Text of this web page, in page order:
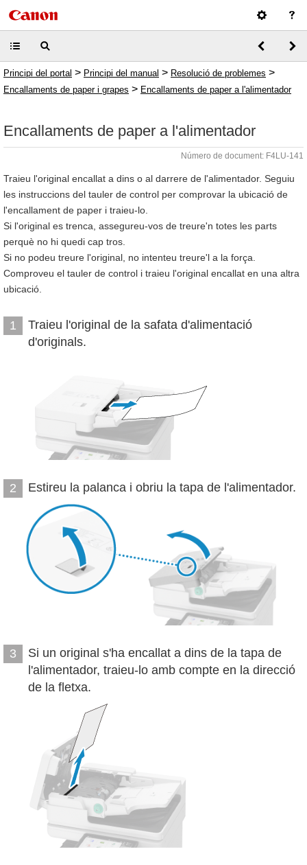
Principi del portal > Principi del manual > Resolució de problemes >
Encallaments de paper i grapes > Encallaments de paper a l'alimentador
Encallaments de paper a l'alimentador
Número de document: F4LU-141
Traieu l'original encallat a dins o al darrere de l'alimentador. Seguiu
les instruccions del tauler de control per comprovar la ubicació de
l'encallament de paper i traieu-lo.
Si l'original es trenca, assegureu-vos de treure'n totes les parts
perquè no hi quedi cap tros.
Si no podeu treure l'original, no intenteu treure'l a la força.
Comproveu el tauler de control i traieu l'original encallat en una altra
ubicació.
1
Traieu l'original de la safata d'alimentació
d'originals.
2 Estireu la palanca i obriu la tapa de l'alimentador.
3
Si un original s'ha encallat a dins de la tapa de
l'alimentador, traieu-lo amb compte en la direcció
de la fletxa.